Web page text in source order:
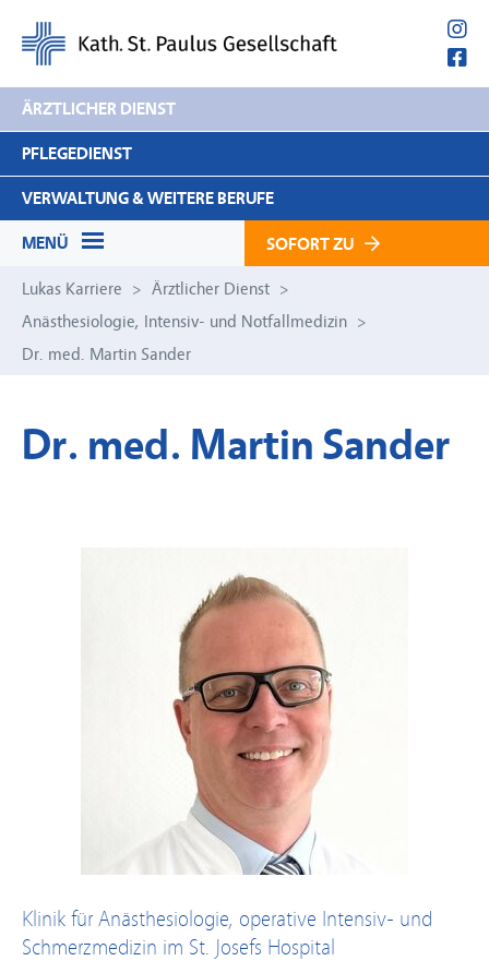
Navigation
überspringen
ÄRZTLICHER DIENST
PFLEGEDIENST
VERWALTUNG & WEITERE BERUFE
MENÜ SOFORT ZU
Navigation
überspringen
Stellenangebote
Praktikum
Lukas Karriere
Ärztlicher Dienst
Anästhesiologie, Intensiv- und Notfallmedizin
Dr. med. Martin Sander
Dr. med. Martin Sander
Klinik für Anästhesiologie, operative Intensiv- und
Schmerzmedizin im St. Josefs Hospital